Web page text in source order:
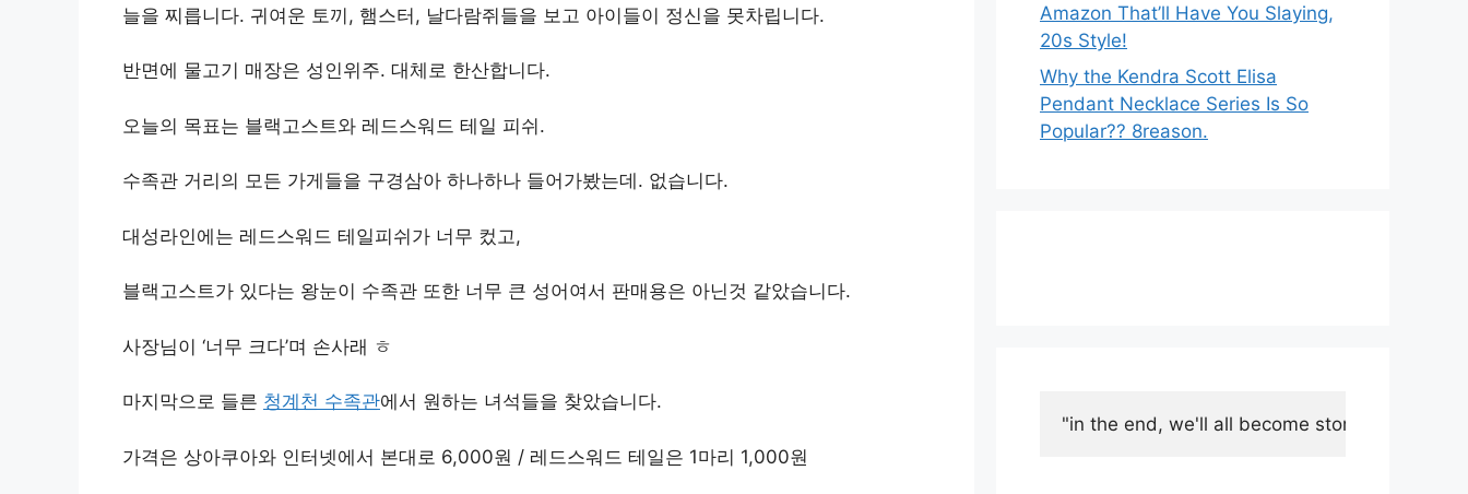
늘을 찌릅니다. 귀여운 토끼, 햄스터, 날다람쥐들을 보고 아이들이 정신을 못차립니다.
반면에 물고기 매장은 성인위주. 대체로 한산합니다.
오늘의 목표는 블랙고스트와 레드스워드 테일 피쉬.
수족관 거리의 모든 가게들을 구경삼아 하나하나 들어가봤는데. 없습니다.
대성라인에는 레드스워드 테일피쉬가 너무 컸고,
블랙고스트가 있다는 왕눈이 수족관 또한 너무 큰 성어여서 판매용은 아닌것 같았습니다.
사장님이 ‘너무 크다’며 손사래 ㅎ
마지막으로 들른 청계천 수족관에서 원하는 녀석들을 찾았습니다.
가격은 상아쿠아와 인터넷에서 본대로 6,000원 / 레드스워드 테일은 1마리 1,000원
Amazon That’ll Have You Slaying,
20s Style!
Why the Kendra Scott Elisa
Pendant Necklace Series Is So
Popular?? 8reason.
"in the end, we'll all become stories."